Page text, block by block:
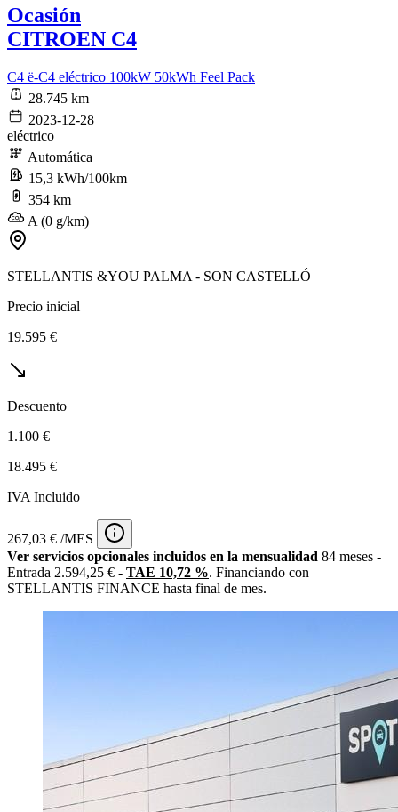
Ocasión
CITROEN C4
C4 ë-C4 eléctrico 100kW 50kWh Feel Pack
28.745 km
2023-12-28
eléctrico
Automática
15,3 kWh/100km
354 km
A (0 g/km)
STELLANTIS &YOU PALMA - SON CASTELLÓ
Precio inicial
19.595 €
Descuento
1.100 €
18.495 €
IVA Incluido
267,03 € /MES
Ver servicios opcionales incluidos en la mensualidad 84 meses -
Entrada 2.594,25 € - TAE 10,72 %. Financiando con
STELLANTIS FINANCE hasta final de mes.